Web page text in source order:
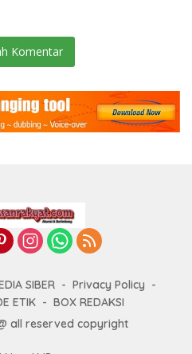
Komentar
SIBER
Privacy Policy
ETIK
BOX REDAKSI
all reserved copyright